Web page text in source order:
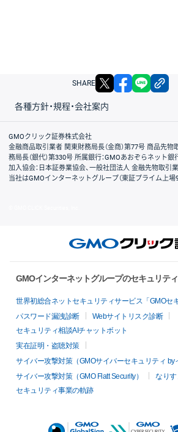
SHARE X
各種方針・規程・会社案内
取引規程・約款
サイトマップ
その他のご案内
個人情報保護方針
最良執行方針
サイトのご利用について
ディスクレイマー
信託保全
リスク説明
会社案内
GMOクリック証券株式会社
金融商品取引業者 関東財務局長（金商）第77号 商品先
務局長（銀代）第330号 所属銀行：GMOあおぞらネット銀
加入協会：日本証券業協会、一般社団法人 金融先物取引
当社はGMOインターネットグループ（東証プライム上場
GMOインターネットグループのセキュリテ
世界初総合ネットセキュリティサービス「GMOセ
パスワード漏洩診断
Webサイトリスク診断
セキュリティ相談AIチャットボット
実在証明・盗聴対策
サイバー攻撃対策（GMOサイバーセキュリティ by
サイバー攻撃対策（GMO Flatt Security）
なり
セキュリティ事業の軌跡